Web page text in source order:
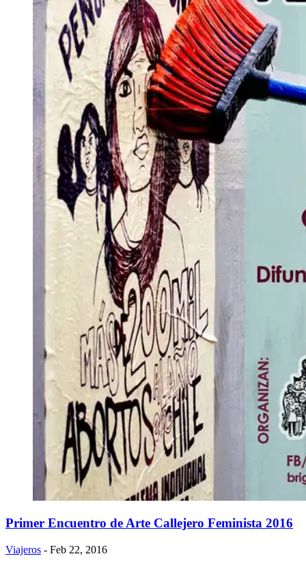
Primer Encuentro de Arte Callejero Feminista 2016
Viajeros - Feb 22, 2016